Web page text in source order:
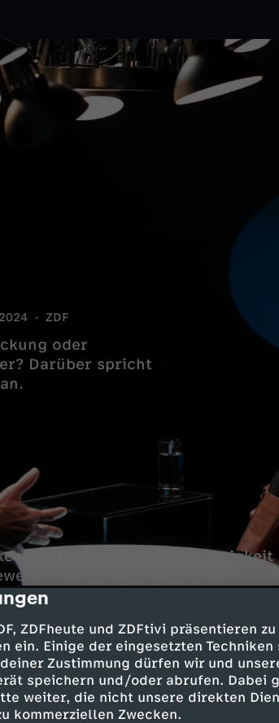
ZDFheute und ZDFtivi präsentieren
ein. Einige der eingesetzten
Zustimmung dürfen wir und
speichern und/oder abrufen. Dabei
weiter, die nicht unsere direkten
kommerziellen Zwecken.
ZDF
oder
- Universalismus,
unter", sagt Susan
An die Stelle des Verbindenden
Ziele?
Bewegung als Reaktion auf die